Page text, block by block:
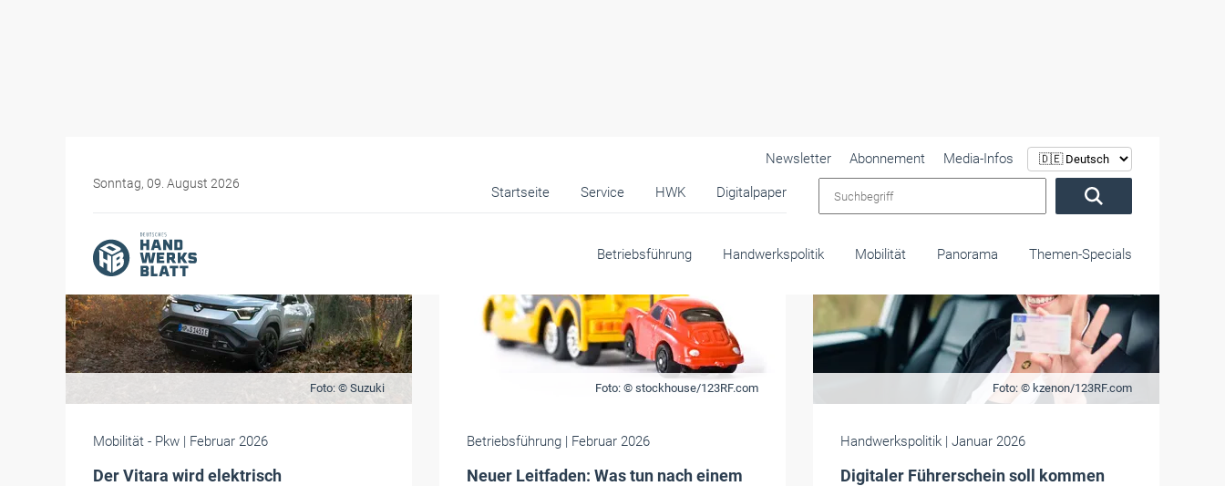
Sonntag, 09. August 2026
Startseite Service HWK Digitalpaper
Newsletter Abonnement
Media-Infos
Betriebsführung Handwerkspolitik Mobilität Panorama Themen-Specials
Foto: © Suzuki
Mobilität - Pkw | Februar 2026
Der Vitara wird elektrisch
Foto: © stockhouse/123RF.com
Betriebsführung | Februar 2026
Neuer Leitfaden: Was tun nach einem
Foto: © kzenon/123RF.com
Handwerkspolitik | Januar 2026
Digitaler Führerschein soll kommen